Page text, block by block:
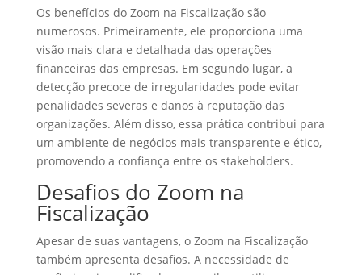
Os benefícios do Zoom na Fiscalização são
numerosos. Primeiramente, ele proporciona uma
visão mais clara e detalhada das operações
financeiras das empresas. Em segundo lugar, a
detecção precoce de irregularidades pode evitar
penalidades severas e danos à reputação das
organizações. Além disso, essa prática contribui para
um ambiente de negócios mais transparente e ético,
promovendo a confiança entre os stakeholders.
Desafios do Zoom na
Fiscalização
Apesar de suas vantagens, o Zoom na Fiscalização
também apresenta desafios. A necessidade de